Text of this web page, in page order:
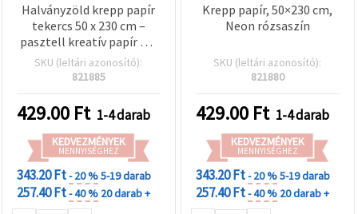
Halványzöld krepp papír
tekercs 50 x 230 cm –
pasztell kreatív papír DIY
és hobbi kézműveshez,
virágkészítéshez, parti
ajándékcsomagoláshoz
és iskolai projektekhez
SKU (leltári azonosító):
821885
429.00 Ft 1-4 darab
KEDVEZMÉNYEK
MENNYISÉGHEZ
343.20 Ft- 20 %5-19 darab
257.40 Ft- 40 % 20 darab +
Krepp papír, 50×230 cm,
Neon rózsaszín
SKU (leltári azonosító):
821880
429.00 Ft 1-4 darab
KEDVEZMÉNYEK
MENNYISÉGHEZ
343.20 Ft- 20 %5-19 darab
257.40 Ft- 40 % 20 darab +